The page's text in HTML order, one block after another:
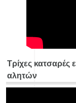
Τρίχες κατσαρές
αλητών